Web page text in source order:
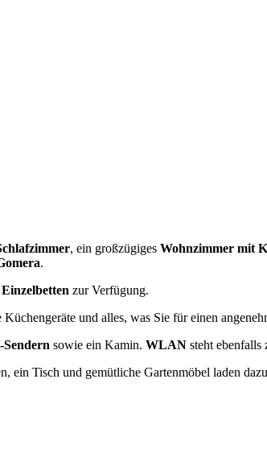
, ein großzügiges Wohnzimmer mit
.
zur Verfügung.
und alles, was Sie für einen
sowie ein Kamin. WLAN steht ebenfalls
ein Tisch und gemütliche Gartenmöbel laden